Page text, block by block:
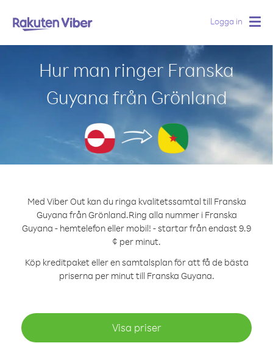
Logga in
Hur man ringer Franska
Guyana från Grönland
Med Viber Out kan du ringa kvalitetssamtal till Franska
Guyana från Grönland.Ring alla nummer i Franska
Guyana - hemtelefon eller mobil! - startar från endast 9.9
¢ per minut.
Köp kreditpaket eller en samtalsplan för att få de bästa
priserna per minut till Franska Guyana.
Visa priser